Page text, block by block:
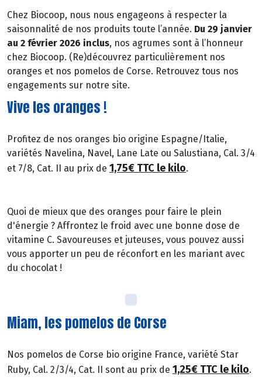
Chez Biocoop, nous nous engageons à respecter la
saisonnalité de nos produits toute l’année. Du 29 janvier
au 2 février 2026 inclus, nos agrumes sont à l’honneur
chez Biocoop. (Re)découvrez particulièrement nos
oranges et nos pomelos de Corse. Retrouvez tous nos
engagements sur notre site.
Vive les oranges !
Profitez de nos oranges bio origine Espagne/Italie,
variétés Navelina, Navel, Lane Late ou Salustiana, Cal. 3/4
et 7/8, Cat. II au prix de 1,75€ TTC le kilo.
Quoi de mieux que des oranges pour faire le plein
d'énergie ? Affrontez le froid avec une bonne dose de
vitamine C. Savoureuses et juteuses, vous pouvez aussi
vous apporter un peu de réconfort en les mariant avec
du chocolat !
Miam, les pomelos de Corse
Nos pomelos de Corse bio origine France, variété Star
Ruby, Cal. 2/3/4, Cat. II sont au prix de 1,25€ TTC le kilo.